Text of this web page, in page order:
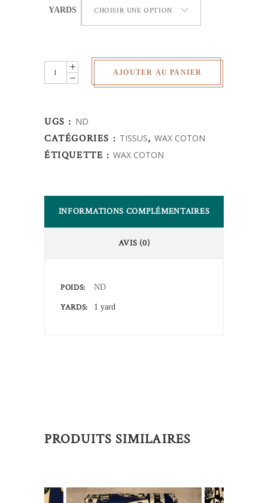
YARDS CHOISIR UNE OPTION
Wax
Africain
fleur
de
mariage
AJOUTER AU PANIER
UGS : ND
CATÉGORIES : TISSUS,WAX COTON
ÉTIQUETTE :WAX COTON
INFORMATIONS COMPLÉMENTAIRES
AVIS (0)
POIDS ND
YARDS 1 yard
PRODUITS SIMILAIRES